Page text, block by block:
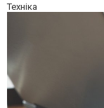
Техніка